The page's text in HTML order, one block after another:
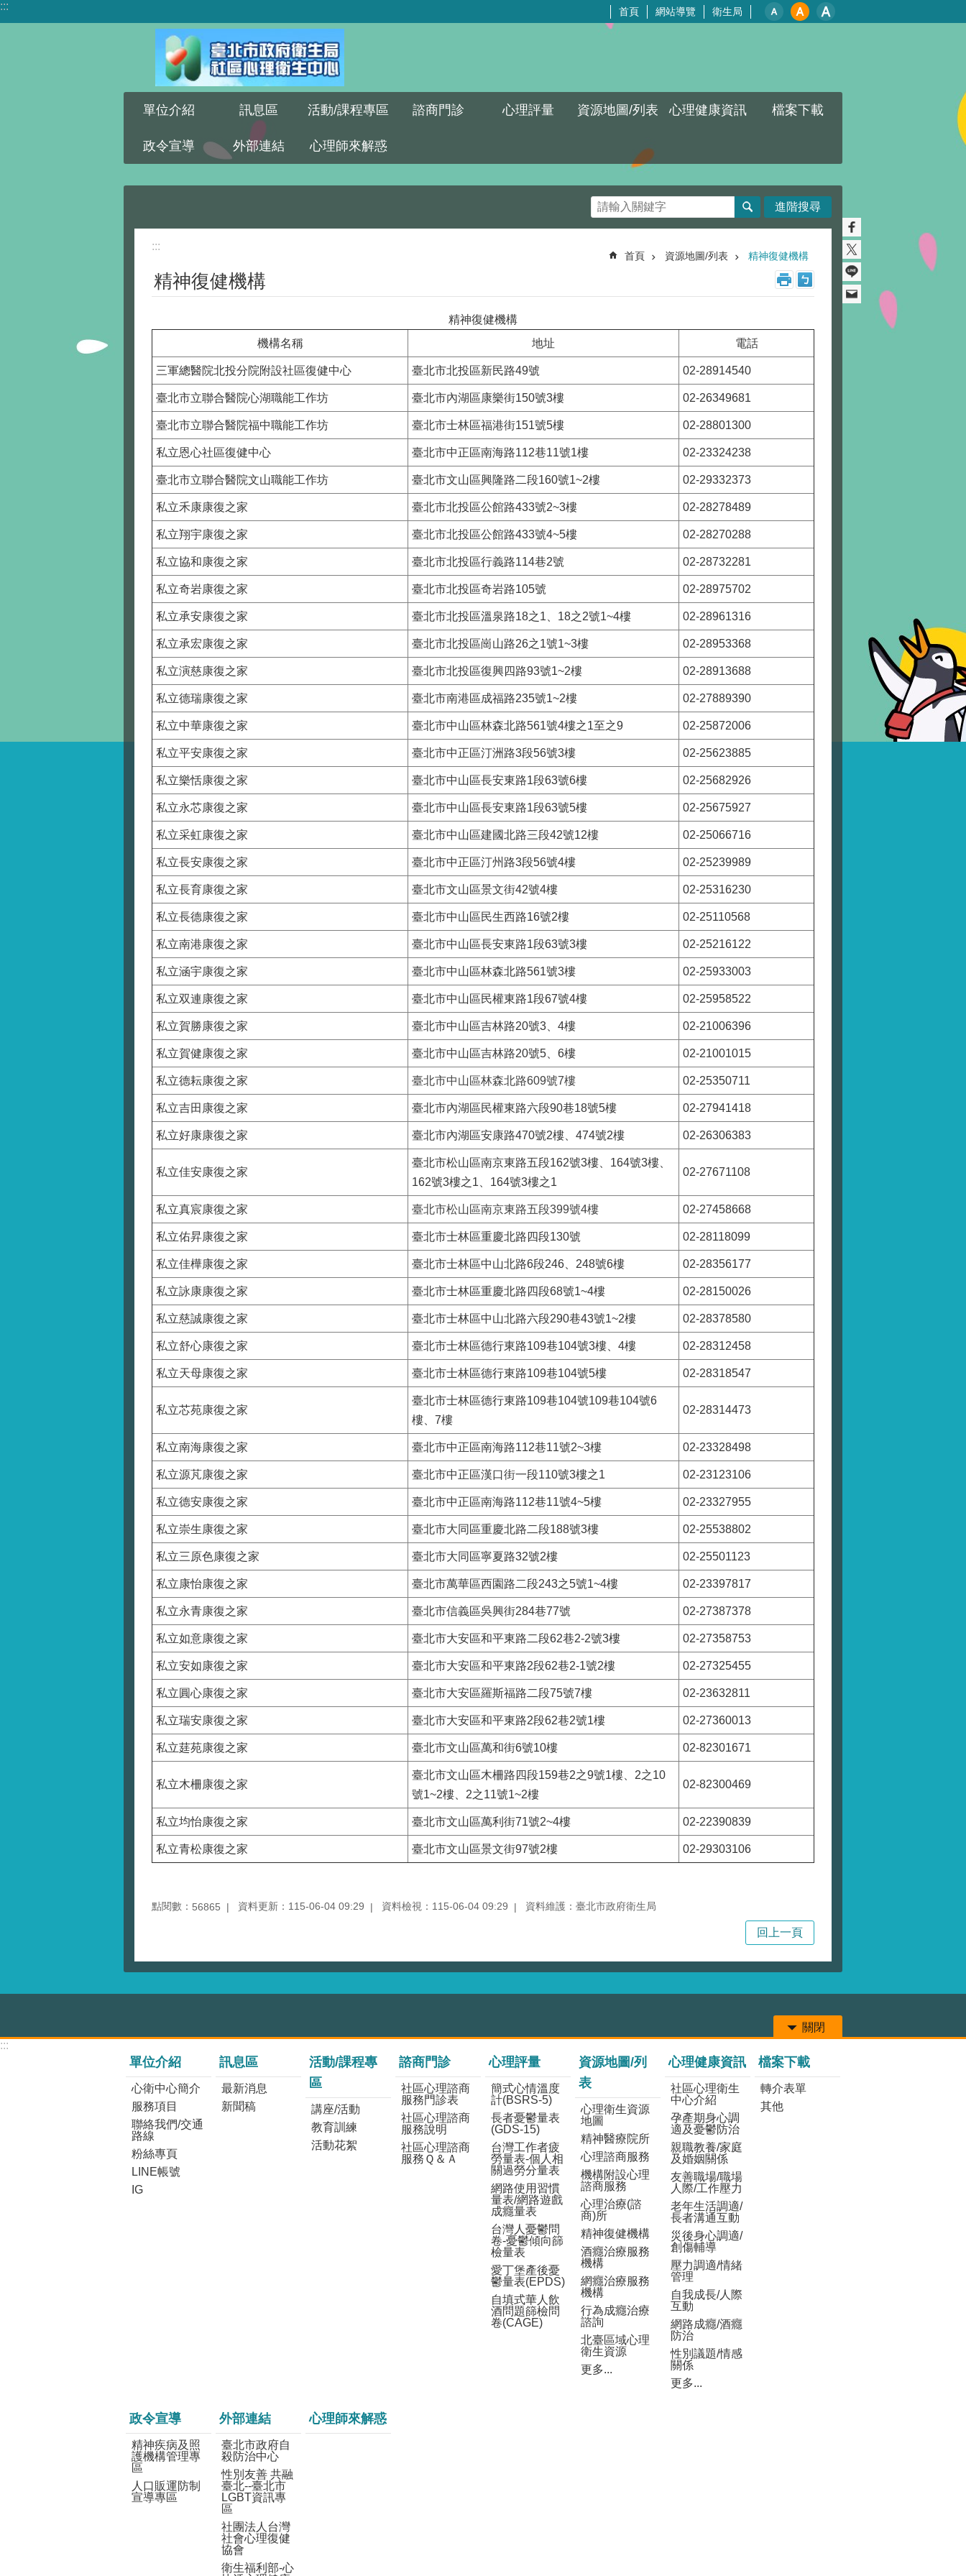
跳到主要內容區塊
::: 首頁 網站導覽 衛生局
單位介紹 訊息區 活動/課程專區 諮商門診 心理評量 資源地圖/列表 心理健康資訊 檔案下載
政令宣導 外部連結 心理師來解惑
進階搜尋
:::
首頁 資源地圖/列表 精神復健機構
精神復健機構
精神復健機構
機構名稱
地址 電話
三軍總醫院北投分院附設社區復健中心 臺北市北投區新民路49號 02-28914540
臺北市立聯合醫院心湖職能工作坊 臺北市內湖區康樂街150號3樓 02-26349681
臺北市立聯合醫院福中職能工作坊 臺北市士林區福港街151號5樓 02-28801300
私立恩心社區復健中心 臺北市中正區南海路112巷11號1樓 02-23324238
臺北市立聯合醫院文山職能工作坊 臺北市文山區興隆路二段160號1~2樓 02-29332373
私立禾康康復之家 臺北市北投區公館路433號2~3樓 02-28278489
私立翔宇康復之家 臺北市北投區公館路433號4~5樓 02-28270288
私立協和康復之家 臺北市北投區行義路114巷2號 02-28732281
私立奇岩康復之家 臺北市北投區奇岩路105號 02-28975702
私立承安康復之家 臺北市北投區溫泉路18之1、18之2號1~4樓 02-28961316
私立承宏康復之家 臺北市北投區崗山路26之1號1~3樓 02-28953368
私立演慈康復之家 臺北市北投區復興四路93號1~2樓 02-28913688
私立德瑞康復之家 臺北市南港區成福路235號1~2樓 02-27889390
私立中華康復之家 臺北市中山區林森北路561號4樓之1至之9 02-25872006
私立平安康復之家 臺北市中正區汀洲路3段56號3樓 02-25623885
私立樂恬康復之家 臺北市中山區長安東路1段63號6樓 02-25682926
私立永芯康復之家 臺北市中山區長安東路1段63號5樓 02-25675927
私立采虹康復之家 臺北市中山區建國北路三段42號12樓 02-25066716
私立長安康復之家 臺北市中正區汀州路3段56號4樓 02-25239989
私立長育康復之家 臺北市文山區景文街42號4樓 02-25316230
私立長德康復之家 臺北市中山區民生西路16號2樓 02-25110568
私立南港康復之家 臺北市中山區長安東路1段63號3樓 02-25216122
私立涵宇康復之家 臺北市中山區林森北路561號3樓 02-25933003
私立双連康復之家 臺北市中山區民權東路1段67號4樓 02-25958522
私立賀勝康復之家 臺北市中山區吉林路20號3、4樓 02-21006396
私立賀健康復之家 臺北市中山區吉林路20號5、6樓 02-21001015
私立德耘康復之家 臺北市中山區林森北路609號7樓 02-25350711
私立吉田康復之家 臺北市內湖區民權東路六段90巷18號5樓 02-27941418
私立好康康復之家 臺北市內湖區安康路470號2樓、474號2樓 02-26306383
私立佳安康復之家
臺北市松山區南京東路五段162號3樓、164號3樓、
162號3樓之1、164號3樓之1
02-27671108
私立真宸康復之家 臺北市松山區南京東路五段399號4樓 02-27458668
私立佑昇康復之家 臺北市士林區重慶北路四段130號 02-28118099
私立佳樺康復之家 臺北市士林區中山北路6段246、248號6樓 02-28356177
私立詠康康復之家 臺北市士林區重慶北路四段68號1~4樓 02-28150026
私立慈誠康復之家 臺北市士林區中山北路六段290巷43號1~2樓 02-28378580
私立舒心康復之家 臺北市士林區德行東路109巷104號3樓、4樓 02-28312458
私立天母康復之家 臺北市士林區德行東路109巷104號5樓 02-28318547
私立芯苑康復之家
臺北市士林區德行東路109巷104號109巷104號6
樓、7樓
02-28314473
私立南海康復之家 臺北市中正區南海路112巷11號2~3樓 02-23328498
私立源芃康復之家 臺北市中正區漢口街一段110號3樓之1 02-23123106
私立德安康復之家 臺北市中正區南海路112巷11號4~5樓 02-23327955
私立崇生康復之家 臺北市大同區重慶北路二段188號3樓 02-25538802
私立三原色康復之家 臺北市大同區寧夏路32號2樓 02-25501123
私立康怡康復之家 臺北市萬華區西園路二段243之5號1~4樓 02-23397817
私立永青康復之家 臺北市信義區吳興街284巷77號 02-27387378
私立如意康復之家 臺北市大安區和平東路二段62巷2-2號3樓 02-27358753
私立安如康復之家 臺北市大安區和平東路2段62巷2-1號2樓 02-27325455
私立圓心康復之家 臺北市大安區羅斯福路二段75號7樓 02-23632811
私立瑞安康復之家 臺北市大安區和平東路2段62巷2號1樓 02-27360013
私立莛苑康復之家 臺北市文山區萬和街6號10樓 02-82301671
私立木柵康復之家
臺北市文山區木柵路四段159巷2之9號1樓、2之10
號1~2樓、2之11號1~2樓
02-82300469
私立均怡康復之家 臺北市文山區萬利街71號2~4樓 02-22390839
私立青松康復之家 臺北市文山區景文街97號2樓 02-29303106
點閱數： 56865 資料更新：115-06-04 09:29 資料檢視：115-06-04 09:29 資料維護：臺北市政府衛生局
回上一頁
關閉
:::
單位介紹
心衛中心簡介
服務項目
聯絡我們/交通
路線
粉絲專頁
LINE帳號
IG
訊息區
最新消息
新聞稿
活動/課程專
區
講座/活動
教育訓練
活動花絮
諮商門診
社區心理諮商
服務門診表
社區心理諮商
服務說明
社區心理諮商
服務Ｑ＆Ａ
心理評量
簡式心情溫度
計(BSRS-5)
長者憂鬱量表
(GDS-15)
台灣工作者疲
勞量表-個人相
關過勞分量表
網路使用習慣
量表/網路遊戲
成癮量表
台灣人憂鬱問
卷-憂鬱傾向篩
檢量表
愛丁堡產後憂
鬱量表(EPDS)
自填式華人飲
酒問題篩檢問
卷(CAGE)
資源地圖/列
表
心理衛生資源
地圖
精神醫療院所
心理諮商服務
機構附設心理
諮商服務
心理治療(諮
商)所
精神復健機構
酒癮治療服務
機構
網癮治療服務
機構
行為成癮治療
諮詢
北臺區域心理
衛生資源
更多...
心理健康資訊
社區心理衛生
中心介紹
孕產期身心調
適及憂鬱防治
親職教養/家庭
及婚姻關係
友善職場/職場
人際/工作壓力
老年生活調適/
長者溝通互動
災後身心調適/
創傷輔導
壓力調適/情緒
管理
自我成長/人際
互動
網路成癮/酒癮
防治
性別議題/情感
關係
更多...
檔案下載
轉介表單
其他
政令宣導
精神疾病及照
護機構管理專
區
人口販運防制
宣導專區
外部連結
臺北市政府自
殺防治中心
性別友善 共融
臺北--臺北市
LGBT資訊專
區
社團法人台灣
社會心理復健
協會
衛生福利部-心
心理師來解惑